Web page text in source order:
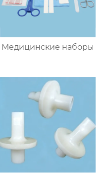
Медицинские наборы